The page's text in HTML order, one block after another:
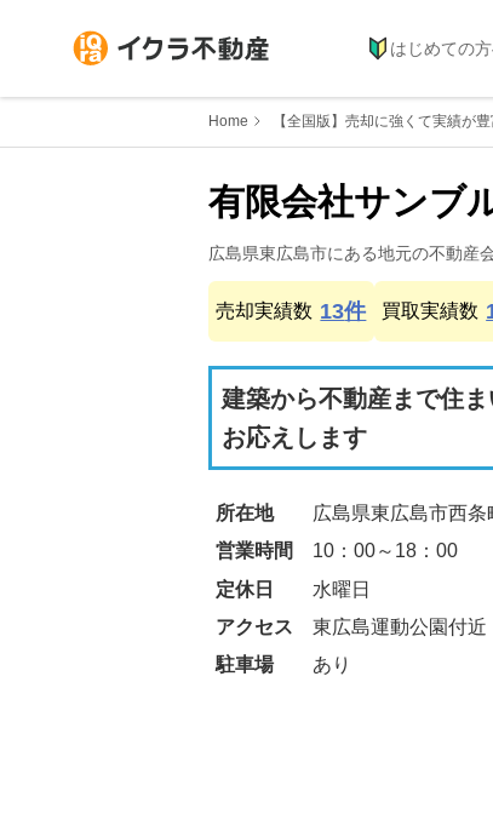
はじめての
Home 【全国版】売却に強くて実績が
有限会社サンブ
広島県東広島市にある地元の不動産
売却実績数 13件 買取実績数
建築から不動産まで住
お応えします
所在地
広島県東広島市西
営業時間
10：00～18：00
定休日
水曜日
アクセス
東広島運動公園付近
駐車場
あり